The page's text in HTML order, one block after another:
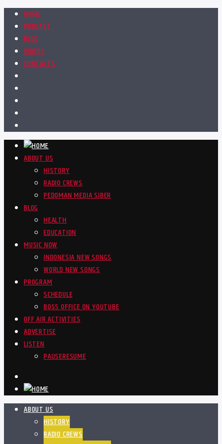
HOME
PODCAST
BLOG
VIDEOS
CONTACTS
ABOUT US
HISTORY
RADIO CREWS
PEDOMAN MEDIA SIBER
BLOG
HEALTH
EDUCATION
MUSIC NOW
INDONESIA NEW SONGS
WORLD NEW SONGS
PROGRAM
SCHEDULE
BOSS OFFICE ON YOUTUBE
OFF AIR ACTIVITIES
ADVERTISE
LISTEN
PAUSERESUME
ABOUT US
HISTORY
RADIO CREWS